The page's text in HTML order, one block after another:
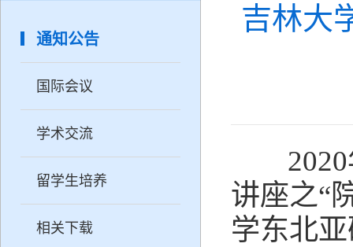
通知公告
国际会议
学术交流
留学生培养
相关下载
吉林大
2020
讲座之“
学东北